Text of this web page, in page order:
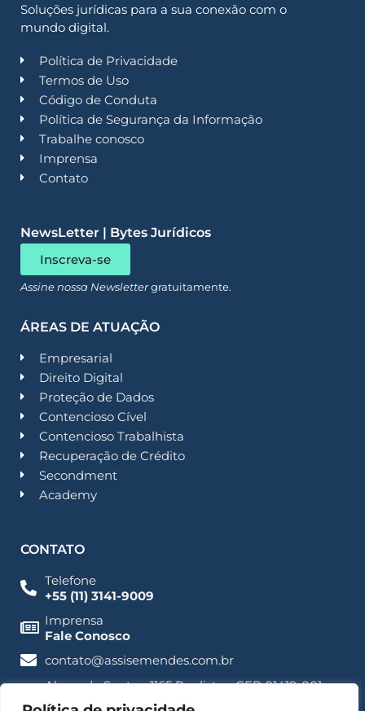
Soluções jurídicas para a sua conexão com o
mundo digital.
Política de Privacidade
Termos de Uso
Código de Conduta
Política de Segurança da Informação
Trabalhe conosco
Imprensa
Contato
NewsLetter | Bytes Jurídicos
Inscreva-se
Assine nossa Newslettergratuitamente.
ÁREAS DE ATUAÇÃO
Empresarial
Direito Digital
Proteção de Dados
Contencioso Cível
Contencioso Trabalhista
Recuperação de Crédito
Secondment
Academy
CONTATO
Telefone
+55 (11) 3141-9009
Imprensa
Fale Conosco
contato@assisemendes.com.br
Alameda Santos, 1165 Paulista - CEP 01419-001 -
SP